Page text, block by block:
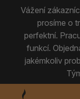
Vážení
prosíme o
perfektní.
funkcí.
jakémkoliv